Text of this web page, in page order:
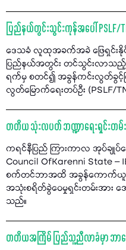
ပြည်နယ်တွင်းသွင်းကုန်အပေါ်
ဒေသခံ လူထုအခက်အခဲ ဖြေရှင်းနိုင်
ပြည်နယ်အတွင်း တင်သွင်းလာသည့်
ရက်မှ စတင်၍ အခွန်ကင်းလွတ်ခွင့်ပ
လွတ်မြောက်ရေးတပ်ဦး (PSLF/
တတိယ သုံးလပတ် ဘဏ္ဍာရေးရှင်းတမ်း
ကရင်နီပြည် ကြားကာလ အုပ်ချုပ်
Council OfKarenni State –
စက်တင်ဘာအထိ အခွန်ကောက်
အသုံးစရိတ်ခွဲဝေမှုရှင်းတမ်းအာ
သည်။
တတိယအကြိမ် ပြည်သူ့ညီလာခံမှာ ဘာ